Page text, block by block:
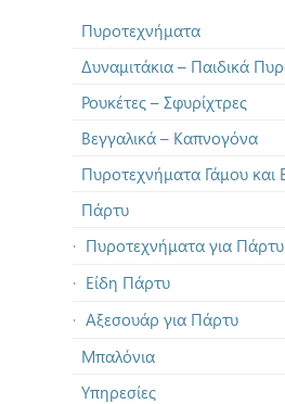
Πυροτεχνήματα
Ρουκέτες – Σφυρίχτρες
Βεγγαλικά – Καπνογόνα
Πάρτυ
Πυροτεχνήματα για Πάρτυ
Είδη Πάρτυ
Αξεσουάρ για Πάρτυ
Μπαλόνια
Υπηρεσίες